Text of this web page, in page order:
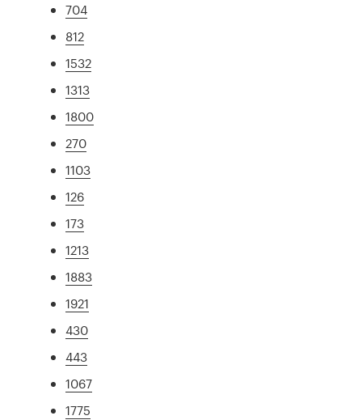
704
812
1532
1313
1800
270
1103
126
173
1213
1883
1921
430
443
1067
1775